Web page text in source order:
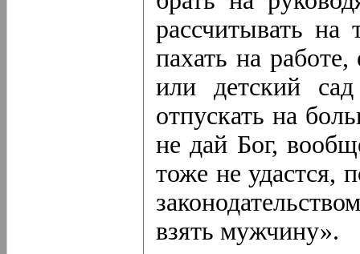
рассчитывать
пахать на
или детский
отпускать на
не дай Бог,
тоже не удастся,
взять мужчину».